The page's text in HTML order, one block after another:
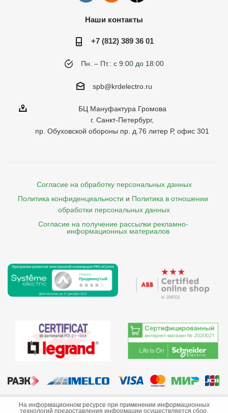
Наши контакты
+7 (812) 389 36 01
Пн. – Пт.: с 9:00 до 18:00
spb@krdelectro.ru
БЦ Мануфактура Громова
г. Санкт-Петербург,
пр. Обуховской обороны пр. д.76 литер Р, офис 301
Согласие на обработку персональных данных
Политика конфиденциальности и Политика в отношении
обработки персональных данных
Согласие на получение рассылки рекламно-
    информационных материалов
©2013-2026 ООО «Краснодарэлектро»
На информационном ресурсе при применении информационных
технологий предоставления информации осуществляется сбор,